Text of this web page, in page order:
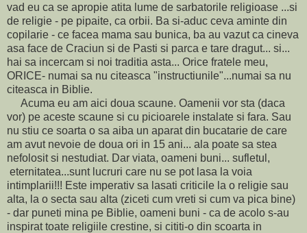
vad eu ca se apropie atita lume de sarbatorile religioase ...si
de religie - pe pipaite, ca orbii. Ba si-aduc ceva aminte din
copilarie - ce facea mama sau bunica, ba au vazut ca cineva
asa face de Craciun si de Pasti si parca e tare dragut... si...
hai sa incercam si noi traditia asta... Orice fratele meu,
ORICE- numai sa nu citeasca "instructiunile"...numai sa nu
citeasca in Biblie.
Acuma eu am aici doua scaune. Oamenii vor sta (daca
vor) pe aceste scaune si cu picioarele instalate si fara. Sau
nu stiu ce soarta o sa aiba un aparat din bucatarie de care
am avut nevoie de doua ori in 15 ani... ala poate sa stea
nefolosit si nestudiat. Dar viata, oameni buni... sufletul,
eternitatea...sunt lucruri care nu se pot lasa la voia
intimplarii!!! Este imperativ sa lasati criticile la o religie sau
alta, la o secta sau alta (ziceti cum vreti si cum va pica bine)
- dar puneti mina pe Biblie, oameni buni - ca de acolo s-au
inspirat toate religiile crestine, si cititi-o din scoarta in